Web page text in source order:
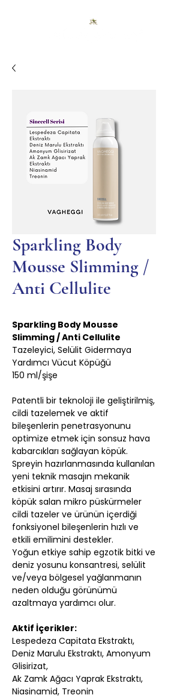
Sparkling Body
Mousse Slimming /
Anti Cellulite
Sparkling Body Mousse
Slimming / Anti Cellulite
Tazeleyici, Selülit Gidermaya
Yardımcı Vücut Köpüğü
150 ml/şişe
Patentli bir teknoloji ile geliştirilmiş,
cildi tazelemek ve aktif
bileşenlerin penetrasyonunu
optimize etmek için sonsuz hava
kabarcıkları sağlayan köpük.
Spreyin hazırlanmasında kullanılan
yeni teknik masajın mekanik
etkisini artırır. Masaj sırasında
köpük salan mikro püskürmeler
cildi tazeler ve ürünün içerdiği
fonksiyonel bileşenlerin hızlı ve
etkili emilimini destekler.
Yoğun etkiye sahip egzotik bitki ve
deniz yosunu konsantresi, selülit
ve/veya bölgesel yağlanmanın
neden olduğu görünümü
azaltmaya yardımcı olur.
Aktif İçerikler:
Lespedeza Capitata Ekstraktı,
Deniz Marulu Ekstraktı, Amonyum
Glisirizat,
Ak Zamk Ağacı Yaprak Ekstraktı,
Niasinamid, Treonin